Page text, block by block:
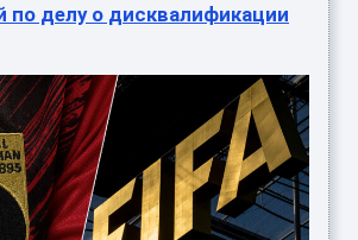
по делу о дисквалификации